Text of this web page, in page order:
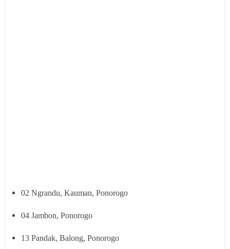
02 Ngrandu, Kauman, Ponorogo
04 Jambon, Ponorogo
13 Pandak, Balong, Ponorogo